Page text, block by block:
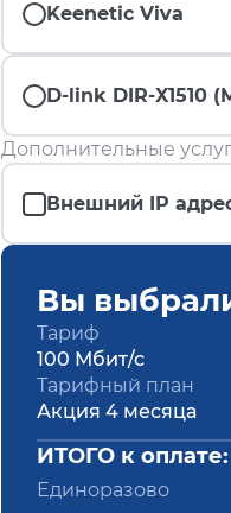
Keenetic Viva
D-link DIR-X1510
Дополнительные
Внешний IP
Вы
Тариф
100 Мбит/с
Тарифный план
Акция 4 месяца
ИТОГО к оплате:
Единоразово